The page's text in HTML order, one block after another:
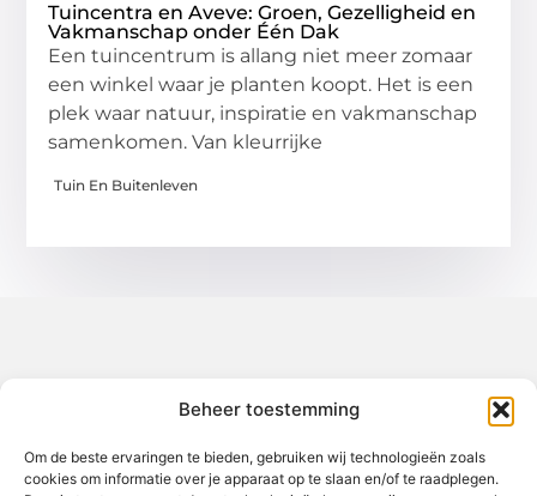
Beheer toestemming
Om de beste ervaringen te bieden, gebruiken wij technologieën zoals
cookies om informatie over je apparaat op te slaan en/of te raadplegen.
Tuincentra en Aveve: Groen, Gezelligheid en
Vakmanschap onder Één Dak
Een tuincentrum is allang niet meer zomaar
een winkel waar je planten koopt. Het is een
plek waar natuur, inspiratie en vakmanschap
samenkomen. Van kleurrijke
Tuin En Buitenleven
Jouw gids voor inspiratie en tips uit het dagelijks leven.
Ontdek een brede verzameling blogs en artikelen die je helpen
om het meeste uit elke dag te halen, met praktische adviezen
en verrassende inzichten.